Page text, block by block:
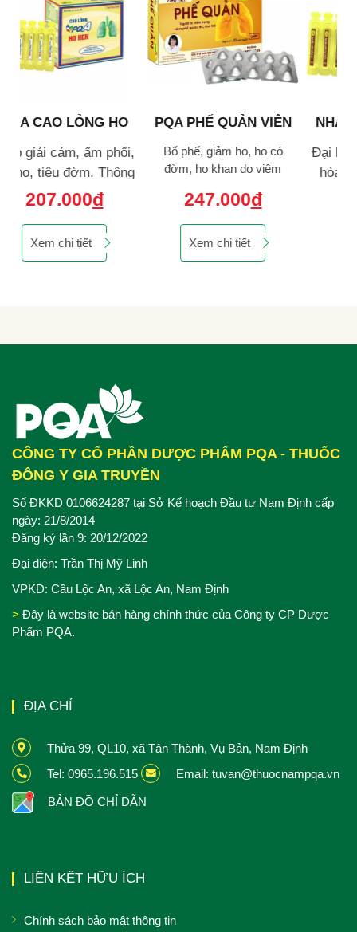
PQA PHẾ QUẢN VIÊN
Bổ phế, giảm ho, ho có
đờm, ho khan do viêm
247.000
Xem chi tiết
NHÂN SÂM BỔ PHỔI
PQA CAO LỎNG.
Đại bổ nguyên khí, điều
hòa thanh khí, bồi bổ
chân âm, bổ phế giảm
đờm, thông thoáng
đường thở.
220.000
Xem chi tiết
CÔNG TY CỔ PHẦN DƯỢC PHẨM PQA - THUỐC
ĐÔNG Y GIA TRUYỀN
Số ĐKKD 0106624287 tại Sở Kế hoạch Đầu tư Nam Định cấp
ngày: 21/8/2014
Đăng ký lần 9: 20/12/2022
Đại diện: Trần Thị Mỹ Linh
VPKD: Cầu Lộc An, xã Lộc An, Nam Định
> Đây là website bán hàng chính thức của Công ty CP Dược
Phẩm PQA.
ĐỊA CHỈ
Thửa 99, QL10, xã Tân Thành, Vụ Bản, Nam Định
Tel: 0965.196.515
Email: tuvan@thuocnampqa.vn
BẢN ĐỒ CHỈ DẪN
LIÊN KẾT HỮU ÍCH
Chính sách bảo mật thông tin